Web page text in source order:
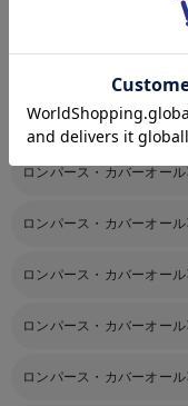
ロンパース・カバーオール
ロンパース・カバーオール
ロンパース・カバーオール
ロンパース・カバーオール
ロンパース・カバーオール
ロンパース・カバーオール
ロンパース・カバーオール
お気